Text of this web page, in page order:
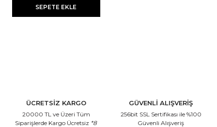
SEPETE EKLE
ÜCRETSİZ KARGO
20000 TL ve Üzeri Tüm
Siparişlerde Kargo Ücretsiz *8
GÜVENLİ ALIŞVERİŞ
256bit SSL Sertifikası ile %100
Güvenli Alışveriş